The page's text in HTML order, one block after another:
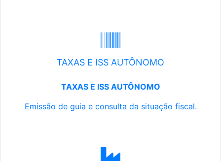
TAXAS E ISS AUTÔNOMO
TAXAS E ISS AUTÔNOMO
Emissão de guia e consulta da situação fiscal.